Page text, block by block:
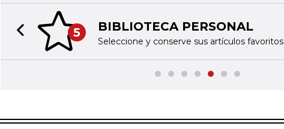
5 BIBLIOTECA PERSONAL
Seleccione y conserve sus artículos favoritos
Previous slide